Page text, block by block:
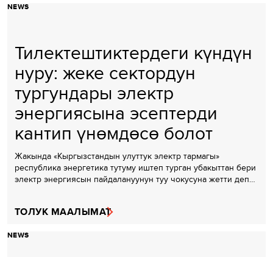
NEWS
Тилектештиктердеги күндүн
нуру: жеке сектордун
тургундары электр
энергиясына эсептерди
кантип үнөмдөсө болот
Жакында «Кыргызстандын улуттук электр тармагы»
республика энергетика тутуму иштеп турган убакыттан бери
электр энергиясын пайдалануунун туу чокусуна жетти деп…
ТОЛУК МААЛЫМАТ
NEWS